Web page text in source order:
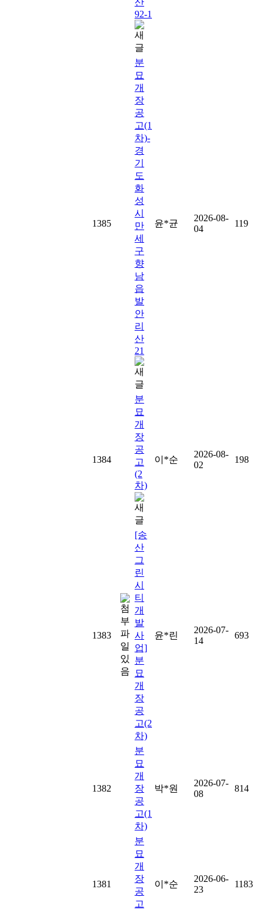
산
92-1
1385
분
묘
개
장
공
고(1
차)-
경
기
도
화
성
시
만
세
구
향
남
읍
발
안
리
산
21
윤*균
2026-08-
04
119
1384
분
묘
개
장
공
고
(2
차)
이*순
2026-08-
02
198
1383
[송
산
그
린
시
티
개
발
사
업]
분
묘
개
장
공
고(2
차)
윤*린
2026-07-
14
693
1382
분
묘
개
장
공
고(1
차)
박*원
2026-07-
08
814
1381
분
묘
개
장
공
고
이*순
2026-06-
23
1183